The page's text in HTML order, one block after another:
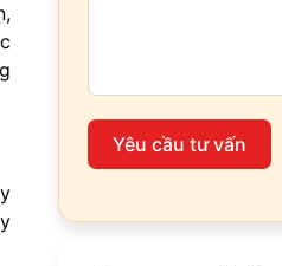
Yêu cầu tư vấn